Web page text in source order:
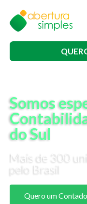
Somos
do Sul
Mais de 300
pelo Brasil
Quero um